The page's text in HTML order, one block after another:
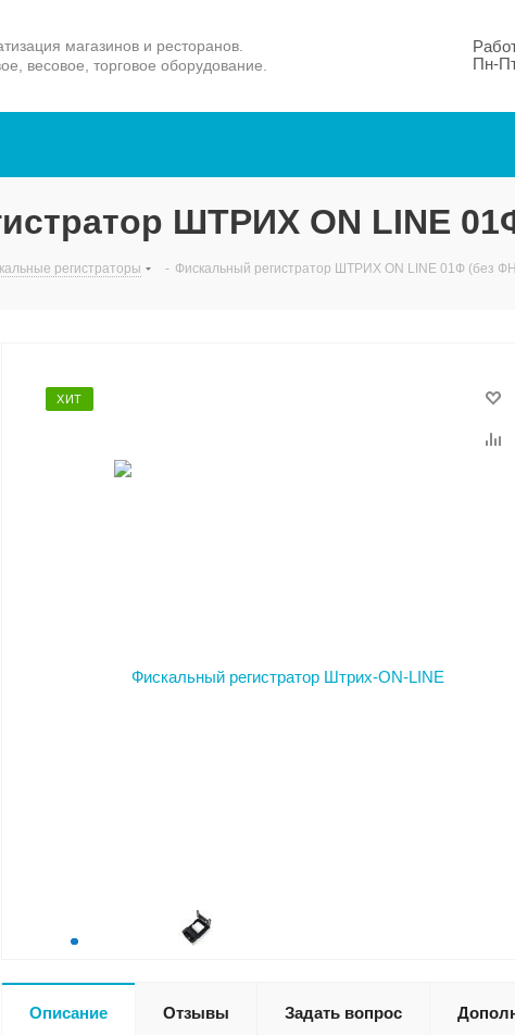
магазинов и ресторанов.
весовое, торговое оборудование.
Пн-
ШТРИХ ON LINE
регистраторы - Фискальный регистратор ШТРИХ ON LINE 01Ф (без
ХИТ
Описание Отзывы Задать вопрос